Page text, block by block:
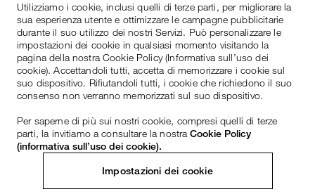
Utilizziamo i cookie, inclusi quelli di terze parti, per migliorare la
sua esperienza utente e ottimizzare le campagne pubblicitarie
durante il suo utilizzo dei nostri Servizi. Può personalizzare le
impostazioni dei cookie in qualsiasi momento visitando la
pagina della nostra Cookie Policy (Informativa sull’uso dei
cookie). Accettandoli tutti, accetta di memorizzare i cookie sul
suo dispositivo. Rifiutandoli tutti, i cookie che richiedono il suo
consenso non verranno memorizzati sul suo dispositivo.
Per saperne di più sui nostri cookie, compresi quelli di terze
parti, la invitiamo a consultare la nostraCookie Policy
(informativa sull’uso dei cookie).
Impostazioni dei cookie